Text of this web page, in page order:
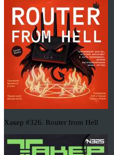
Хакер #326. Router from Hell